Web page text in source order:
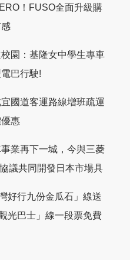
！FUSO全面升級購
園：基隆女中學生專車
巴行駛!
國道客運路線增班疏運
惠
業再下一城，今與三菱
議共同開發日本市場具
好行九份金瓜石」線送
光巴士」線一段票免費